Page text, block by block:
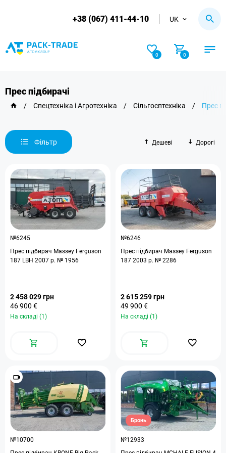
+38 (067) 411-44-10 UK
0 0
Прес підбирачі
/ Спецтехніка і Агротехніка / Сільгосптехніка / Прес
Фільтр Дешеві Дорогі
№6245
Прес підбирач Massey Ferguson
187 LBH 2007 р. № 1956
2 458 029 грн
46 900 €
На складі (1)
№6246
Прес підбирач Massey Ferguson
187 2003 р. № 2286
2 615 259 грн
49 900 €
На складі (1)
№10700
Бронь
№12933